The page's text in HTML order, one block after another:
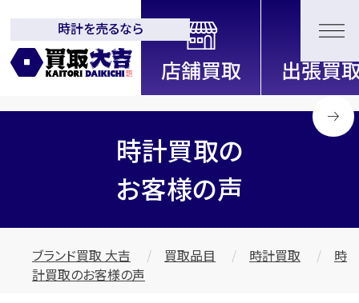
全国2200店舗以上展開中！
信頼と実績の買取専門店「買取大
吉」
時計を売るなら
時計買取の
お客様の声
ブランド買取 大吉 買取品目 時計買取
時
計買取のお客様の声